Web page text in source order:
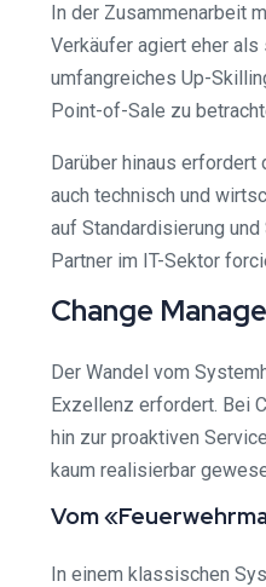
In der Zusammenarbeit
Verkäufer agiert eher
umfangreiches Up-
Point-of-Sale zu
Darüber hinaus
auch technisch und
auf Standardisierung
Partner im IT-Sektor
Change
Der Wandel vom
Exzellenz erfordert. Bei
hin zur proaktiven
kaum realisierbar
Vom
In einem klassischen